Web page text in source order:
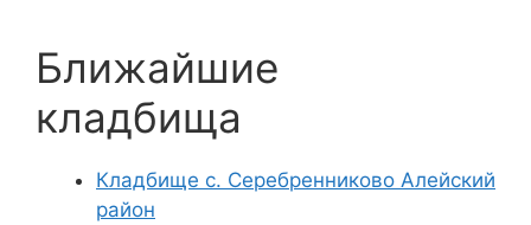
Ближайшие
кладбища
Кладбище с. Серебренниково Алейский
район